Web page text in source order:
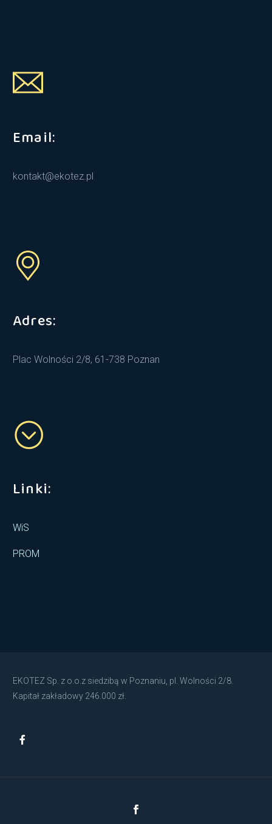
Email:
kontakt@ekotez.pl
Adres:
Plac Wolności 2/8, 61-738 Poznan
Linki:
WiS
PROM
EKOTEZ Sp. z o.o.z siedzibą w Poznaniu, pl. Wolności 2/8.
Kapitał zakładowy 246.000 zł.